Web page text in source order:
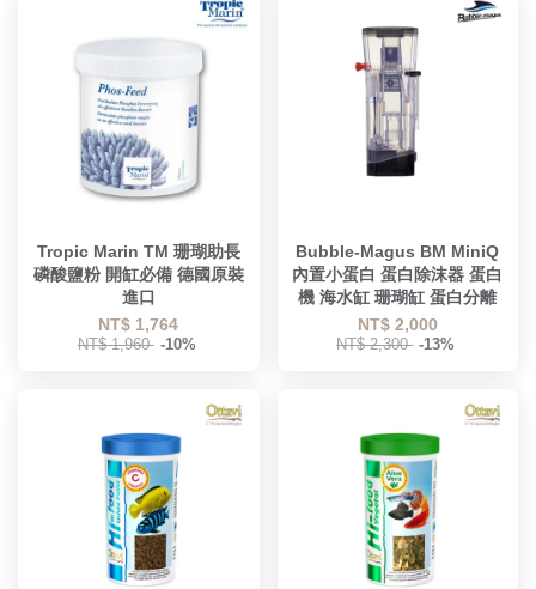
Tropic Marin TM 珊瑚助長
磷酸鹽粉 開缸必備 德國原裝
進口
NT$ 1,764
NT$ 1,960 -10%
Bubble-Magus BM MiniQ
內置小蛋白 蛋白除沫器 蛋白
機 海水缸 珊瑚缸 蛋白分離
NT$ 2,000
NT$ 2,300 -13%